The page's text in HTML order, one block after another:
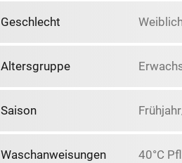
Geschlecht
Altersgruppe
Saison
Waschanweisungen 40°C